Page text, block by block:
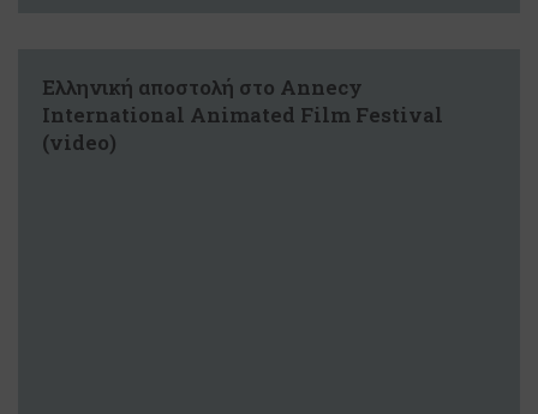
Ελληνική αποστολή στο Annecy
International Animated Film Festival
(video)